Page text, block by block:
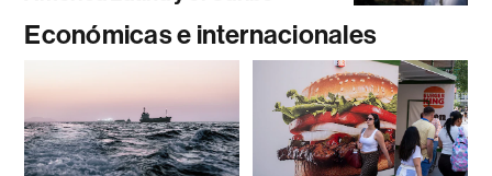
Económicas e internacionales